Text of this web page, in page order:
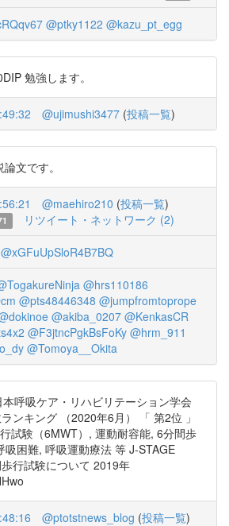
@ptky1122 @kazu_pt_egg
勉強します。
@ujimushi3477 (投稿一覧)
文です。
@maehiro210 (投稿一覧)
リツイート・ネットワーク (2)
@xGFuUpSloR4B7BQ
@hrs110186
@pts48446348 @jumpfromtoprope
@akiba_0207 @KenkasCR
@F3jtncPgkBsFoKy @hrm_911
@Tomoya__Okita
呼吸ケア・リハビリテーション学会
ンキング （2020年6月） 「 第2位 」
試験（6MWT）, 運動耐容能, 6分間歩
吸困難, 呼吸運動療法 等 J-STAGE
行試験について 2019年
@ptotstnews_blog (投稿一覧)